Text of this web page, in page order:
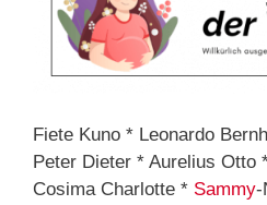
Fiete Kuno * Leonardo
Peter Dieter * Aurelius Otto
Cosima Charlotte * Sammy-